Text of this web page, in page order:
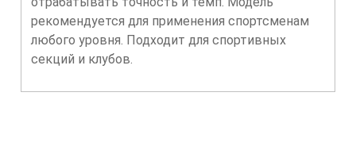
рекомендуется для применения спортсменам
любого уровня. Подходит для спортивных
секций и клубов.